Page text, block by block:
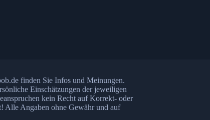
finden Sie Infos und Meinungen.
Einschätzungen der jeweiligen
kein Recht auf Korrekt- oder
Alle Angaben ohne Gewähr und auf